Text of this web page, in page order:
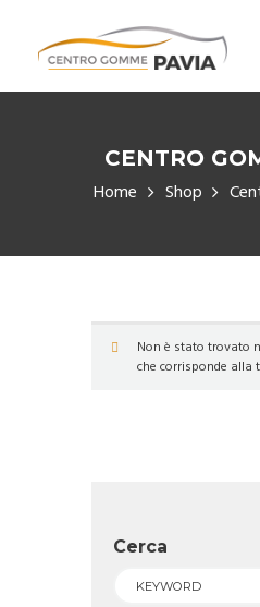
CENTRO
Home Shop
Non è stato trovato
che corrisponde alla
Cerca